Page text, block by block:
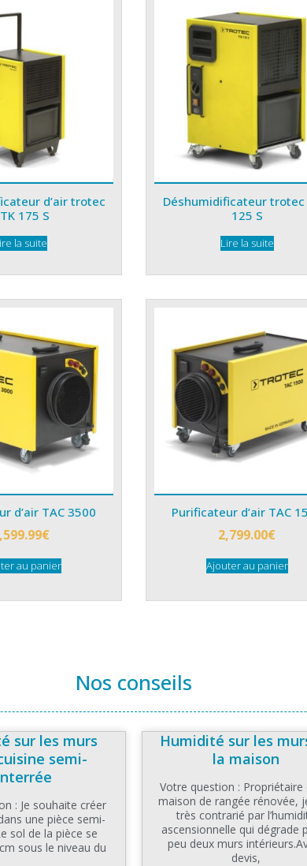
d’air trotec
175 S
la suite
Déshumidificateur trotec
125 S
Lire la suite
d’air TAC 3500
€
au panier
Purificateur d’air TAC
2,799.00€
Ajouter au panier
Nos conseils
sur les murs
semi-
: Je souhaite créer
une pièce semi-
sol de la pièce se
sous le niveau du
Humidité sur les
la maison
Votre question : Propriétaire
maison de rangée rénovée,
très contrarié par
ascensionnelle qui dégrade
peu deux murs
devis,